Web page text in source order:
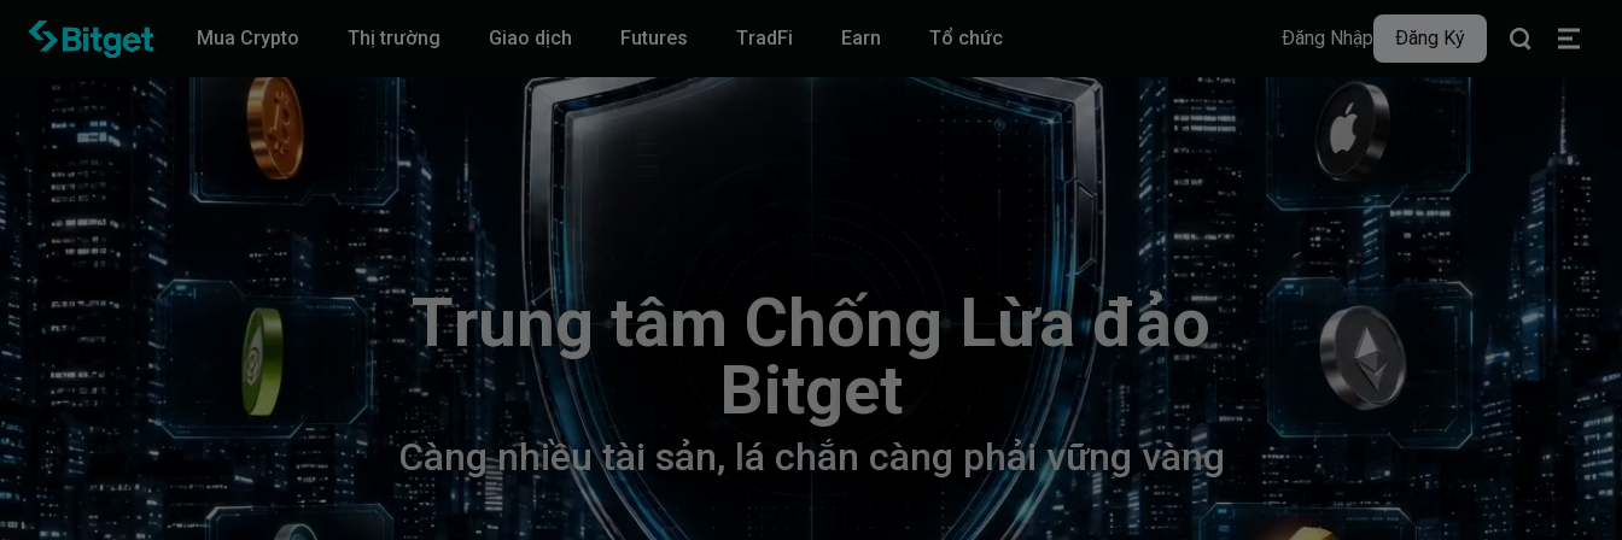
Mua Crypto Thị trường Giao dịch Futures TradFi ‌Earn Tổ chức Đăng Nhập Đăng Ký
Trung tâm Chống Lừa đảo
Bitget
Càng nhiều tài sản, lá chắn càng phải vững vàng